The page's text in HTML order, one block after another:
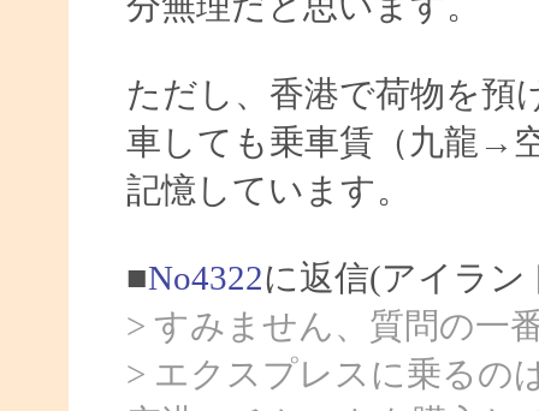
ただし、香港で荷物を預
車しても乗車賃（九龍→
記憶しています。
■No4322に返信(アイラン
> すみません、質問の一
> エクスプレスに乗るの